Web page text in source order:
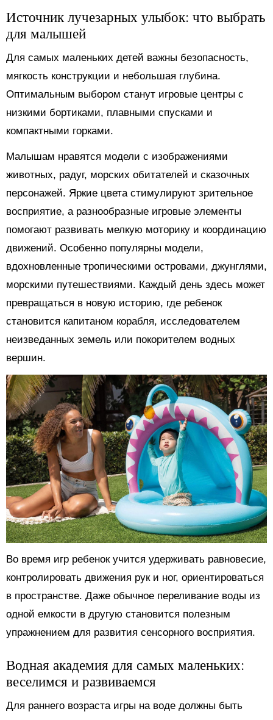
Источник лучезарных улыбок: что выбрать
для малышей
Для самых маленьких детей важны безопасность,
мягкость конструкции и небольшая глубина.
Оптимальным выбором станут игровые центры с
низкими бортиками, плавными спусками и
компактными горками.
Малышам нравятся модели с изображениями
животных, радуг, морских обитателей и сказочных
персонажей. Яркие цвета стимулируют зрительное
восприятие, а разнообразные игровые элементы
помогают развивать мелкую моторику и координацию
движений. Особенно популярны модели,
вдохновленные тропическими островами, джунглями,
морскими путешествиями. Каждый день здесь может
превращаться в новую историю, где ребенок
становится капитаном корабля, исследователем
неизведанных земель или покорителем водных
вершин.
Во время игр ребенок учится удерживать равновесие,
контролировать движения рук и ног, ориентироваться
в пространстве. Даже обычное переливание воды из
одной емкости в другую становится полезным
упражнением для развития сенсорного восприятия.
Водная академия для самых маленьких:
веселимся и развиваемся
Для раннего возраста игры на воде должны быть